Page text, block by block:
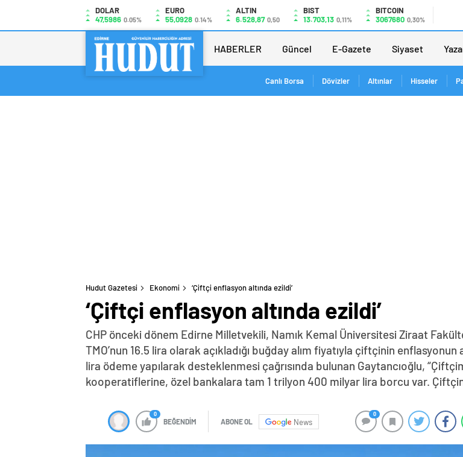
DOLAR
47,5986 0.05%
EURO
55,0928 0.14%
ALTIN
6.528,87 0,50
BIST
13.703,13 0,11%
BITCOIN
3067680 0,30%
HABERLER Güncel E-Gazete Siyaset
Canlı Borsa Dövizler Altınlar Hisseler
Hudut Gazetesi Ekonomi ‘Çiftçi enflasyon altında ezildi’
‘Çiftçi enflasyon altında ezildi’
CHP önceki dönem Edirne Milletvekili, Namık Kemal Üniversitesi Ziraat
TMO’nun 16.5 lira olarak açıkladığı buğday alım fiyatıyla çiftçinin
lira ödeme yapılarak desteklenmesi çağrısında bulunan Gaytancıoğlu,
kooperatiflerine, özel bankalara tam 1 trilyon 400 milyar lira borcu var.
0
BEĞENDİM ABONE OL News
0